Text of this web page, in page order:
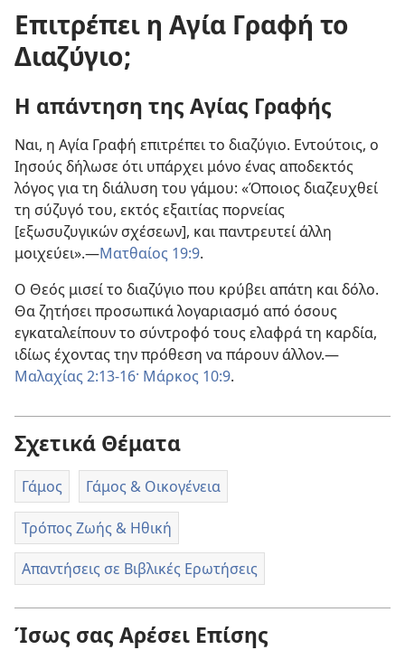
Επιτρέπει η Αγία Γραφή το
Διαζύγιο;
Η απάντηση της Αγίας Γραφής
Ναι, η Αγία Γραφή επιτρέπει το διαζύγιο. Εντούτοις, ο
Ιησούς δήλωσε ότι υπάρχει μόνο ένας αποδεκτός
λόγος για τη διάλυση του γάμου: «Όποιος διαζευχθεί
τη σύζυγό του, εκτός εξαιτίας πορνείας
[εξωσυζυγικών σχέσεων], και παντρευτεί άλλη
μοιχεύει».—Ματθαίος 19:9.
Ο Θεός μισεί το διαζύγιο που κρύβει απάτη και δόλο.
Θα ζητήσει προσωπικά λογαριασμό από όσους
εγκαταλείπουν το σύντροφό τους ελαφρά τη καρδία,
ιδίως έχοντας την πρόθεση να πάρουν άλλον.—
Μαλαχίας 2:13-16· Μάρκος 10:9.
Σχετικά Θέματα
Γάμος Γάμος & Οικογένεια
Τρόπος Ζωής & Ηθική
Απαντήσεις σε Βιβλικές Ερωτήσεις
Ίσως σας Αρέσει Επίσης